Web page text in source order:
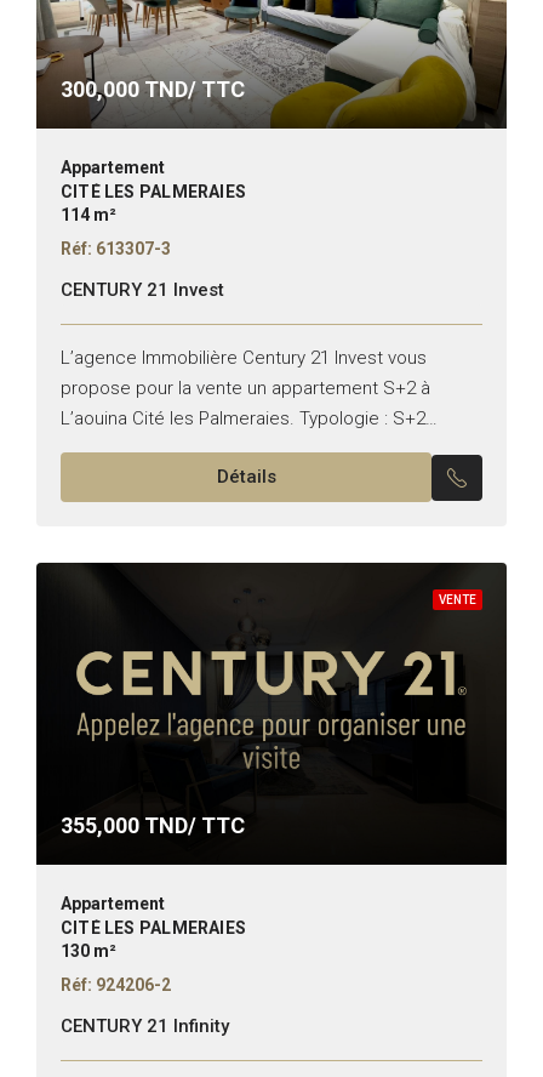
300,000TND/ TTC
Appartement
CITÉ LES PALMERAIES
114 m²
Réf: 613307-3
CENTURY 21 Invest
L’agence Immobilière Century 21 Invest vous
propose pour la vente un appartement S+2 à
L’aouina Cité les Palmeraies. Typologie : S+2
Superficie : 114m² Il se compose de : – Un salon...
Détails
VENTE
355,000 TND/ TTC
Appartement
CITÉ LES PALMERAIES
130 m²
Réf: 924206-2
CENTURY 21 Infinity